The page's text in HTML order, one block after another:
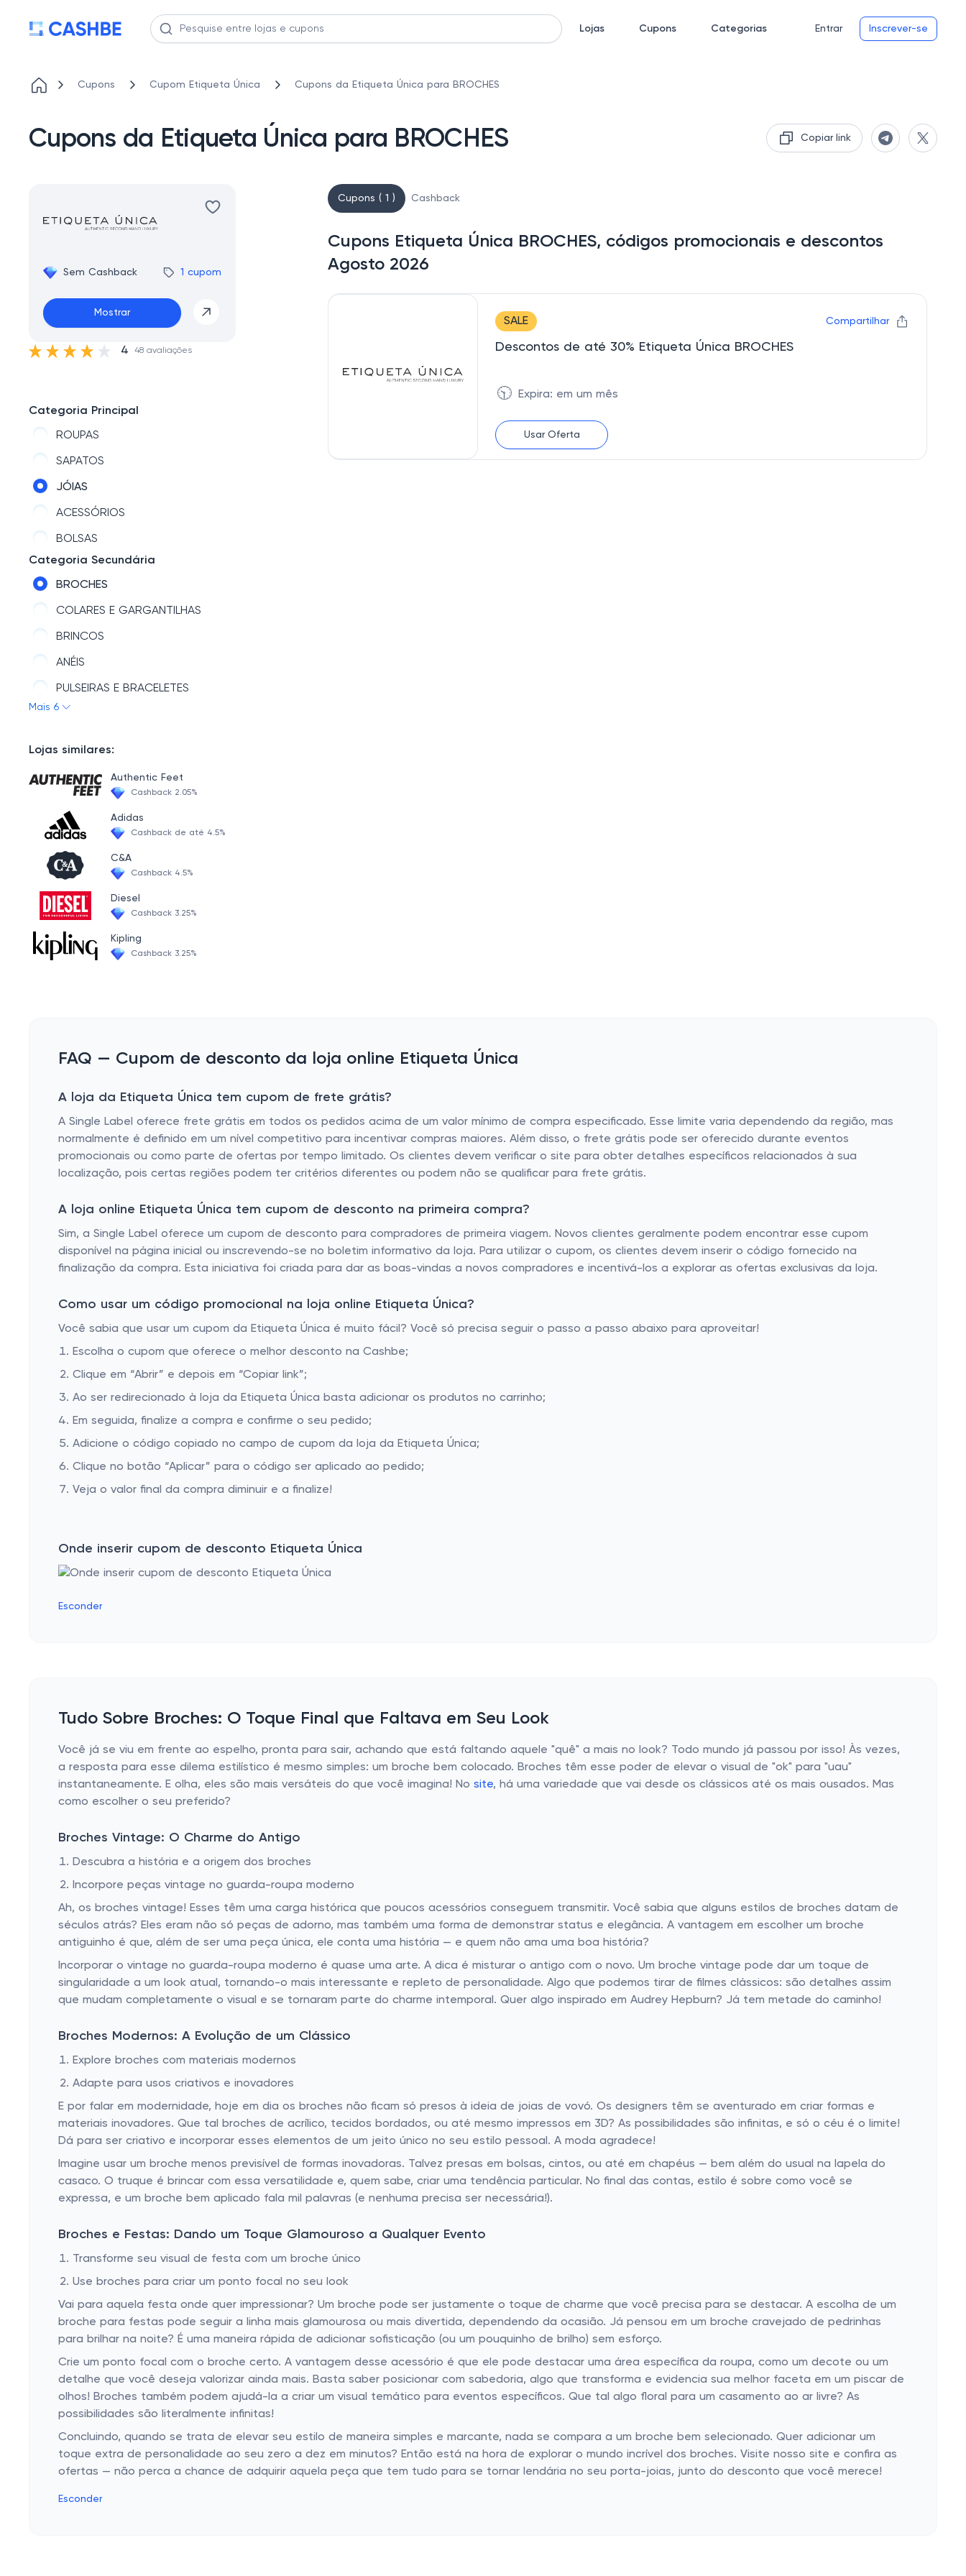
Lojas Cupons Categorias Entrar Inscrever-se
Cupons Cupom Etiqueta Única Cupons da Etiqueta Única para BROCHES
Cupons da Etiqueta Única para BROCHES Copiar link
Sem Cashback 1 cupom
Mostrar
4 48 avaliações
Categoria Principal
ROUPAS
SAPATOS
JÓIAS
ACESSÓRIOS
BOLSAS
Categoria Secundária
BROCHES
COLARES E GARGANTILHAS
BRINCOS
ANÉIS
PULSEIRAS E BRACELETES
Mais 6
Lojas similares:
Authentic Feet
Cashback 2.05%
Adidas
Cashback de até 4.5%
C&A
Cashback 4.5%
Diesel
Cashback 3.25%
Kipling
Cashback 3.25%
Cupons ( 1 ) Cashback
Cupons Etiqueta Única BROCHES, códigos promocionais e descontos
Agosto 2026
SALE Compartilhar
Descontos de até 30% Etiqueta Única BROCHES
🕥 Expira: em um mês
Usar Oferta
FAQ — Cupom de desconto da loja online Etiqueta Única
A loja da Etiqueta Única tem cupom de frete grátis?
A Single Label oferece frete grátis em todos os pedidos acima de um valor mínimo de compra especificado. Esse limite varia dependendo da região, mas
normalmente é definido em um nível competitivo para incentivar compras maiores. Além disso, o frete grátis pode ser oferecido durante eventos
promocionais ou como parte de ofertas por tempo limitado. Os clientes devem verificar o site para obter detalhes específicos relacionados à sua
localização, pois certas regiões podem ter critérios diferentes ou podem não se qualificar para frete grátis.
A loja online Etiqueta Única tem cupom de desconto na primeira compra?
Sim, a Single Label oferece um cupom de desconto para compradores de primeira viagem. Novos clientes geralmente podem encontrar esse cupom
disponível na página inicial ou inscrevendo-se no boletim informativo da loja. Para utilizar o cupom, os clientes devem inserir o código fornecido na
finalização da compra. Esta iniciativa foi criada para dar as boas-vindas a novos compradores e incentivá-los a explorar as ofertas exclusivas da loja.
Como usar um código promocional na loja online Etiqueta Única?
Você sabia que usar um cupom da Etiqueta Única é muito fácil? Você só precisa seguir o passo a passo abaixo para aproveitar!
Escolha o cupom que oferece o melhor desconto na Cashbe;
Clique em “Abrir” e depois em “Copiar link”;
Ao ser redirecionado à loja da Etiqueta Única basta adicionar os produtos no carrinho;
Em seguida, finalize a compra e confirme o seu pedido;
Adicione o código copiado no campo de cupom da loja da Etiqueta Única;
Clique no botão “Aplicar” para o código ser aplicado ao pedido;
Veja o valor final da compra diminuir e a finalize!
Onde inserir cupom de desconto Etiqueta Única
Esconder
Tudo Sobre Broches: O Toque Final que Faltava em Seu Look
Você já se viu em frente ao espelho, pronta para sair, achando que está faltando aquele "quê" a mais no look? Todo mundo já passou por isso! Às vezes,
a resposta para esse dilema estilístico é mesmo simples: um broche bem colocado. Broches têm esse poder de elevar o visual de "ok" para "uau"
instantaneamente. E olha, eles são mais versáteis do que você imagina! No site, há uma variedade que vai desde os clássicos até os mais ousados. Mas
como escolher o seu preferido?
Broches Vintage: O Charme do Antigo
Descubra a história e a origem dos broches
Incorpore peças vintage no guarda-roupa moderno
Ah, os broches vintage! Esses têm uma carga histórica que poucos acessórios conseguem transmitir. Você sabia que alguns estilos de broches datam de
séculos atrás? Eles eram não só peças de adorno, mas também uma forma de demonstrar status e elegância. A vantagem em escolher um broche
antiguinho é que, além de ser uma peça única, ele conta uma história — e quem não ama uma boa história?
Incorporar o vintage no guarda-roupa moderno é quase uma arte. A dica é misturar o antigo com o novo. Um broche vintage pode dar um toque de
singularidade a um look atual, tornando-o mais interessante e repleto de personalidade. Algo que podemos tirar de filmes clássicos: são detalhes assim
que mudam completamente o visual e se tornaram parte do charme intemporal. Quer algo inspirado em Audrey Hepburn? Já tem metade do caminho!
Broches Modernos: A Evolução de um Clássico
Explore broches com materiais modernos
Adapte para usos criativos e inovadores
E por falar em modernidade, hoje em dia os broches não ficam só presos à ideia de joias de vovó. Os designers têm se aventurado em criar formas e
materiais inovadores. Que tal broches de acrílico, tecidos bordados, ou até mesmo impressos em 3D? As possibilidades são infinitas, e só o céu é o limite!
Dá para ser criativo e incorporar esses elementos de um jeito único no seu estilo pessoal. A moda agradece!
Imagine usar um broche menos previsível de formas inovadoras. Talvez presas em bolsas, cintos, ou até em chapéus — bem além do usual na lapela do
casaco. O truque é brincar com essa versatilidade e, quem sabe, criar uma tendência particular. No final das contas, estilo é sobre como você se
expressa, e um broche bem aplicado fala mil palavras (e nenhuma precisa ser necessária!).
Broches e Festas: Dando um Toque Glamouroso a Qualquer Evento
Transforme seu visual de festa com um broche único
Use broches para criar um ponto focal no seu look
Vai para aquela festa onde quer impressionar? Um broche pode ser justamente o toque de charme que você precisa para se destacar. A escolha de um
broche para festas pode seguir a linha mais glamourosa ou mais divertida, dependendo da ocasião. Já pensou em um broche cravejado de pedrinhas
para brilhar na noite? É uma maneira rápida de adicionar sofisticação (ou um pouquinho de brilho) sem esforço.
Crie um ponto focal com o broche certo. A vantagem desse acessório é que ele pode destacar uma área específica da roupa, como um decote ou um
detalhe que você deseja valorizar ainda mais. Basta saber posicionar com sabedoria, algo que transforma e evidencia sua melhor faceta em um piscar de
olhos! Broches também podem ajudá-la a criar um visual temático para eventos específicos. Que tal algo floral para um casamento ao ar livre? As
possibilidades são literalmente infinitas!
Concluindo, quando se trata de elevar seu estilo de maneira simples e marcante, nada se compara a um broche bem selecionado. Quer adicionar um
toque extra de personalidade ao seu zero a dez em minutos? Então está na hora de explorar o mundo incrível dos broches. Visite nosso site e confira as
ofertas — não perca a chance de adquirir aquela peça que tem tudo para se tornar lendária no seu porta-joias, junto do desconto que você merece!
Esconder